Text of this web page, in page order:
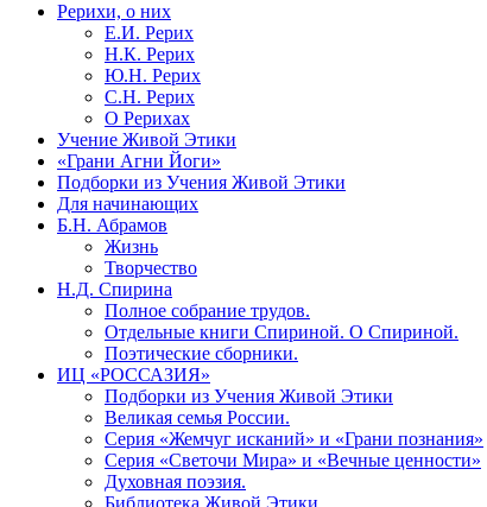
Рерихи, о них
Е.И. Рерих
Н.К. Рерих
Ю.Н. Рерих
С.Н. Рерих
О Рерихах
Учение Живой Этики
«Грани Агни Йоги»
Подборки из Учения Живой Этики
Для начинающих
Б.Н. Абрамов
Жизнь
Творчество
Н.Д. Спирина
Полное собрание трудов.
Отдельные книги Спириной. О Спириной.
Поэтические сборники.
ИЦ «РОССАЗИЯ»
Подборки из Учения Живой Этики
Великая семья России.
Серия «Жемчуг исканий» и «Грани познания»
Серия «Светочи Мира» и «Вечные ценности»
Духовная поэзия.
Библиотека Живой Этики